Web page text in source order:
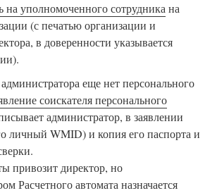
на уполномоченного сотрудникана
(с печатью организации и
в доверенности указывается
еще нет персонального
соискателя персонального
администратор, в заявлении
личный WMID) и копия его паспорта и
привозит директор, но
Расчетного автомата назначается